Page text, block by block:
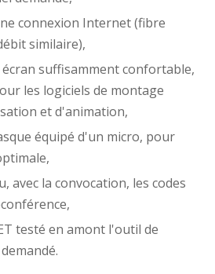
connexion Internet (fibre
similaire),
suffisamment confortable,
les logiciels de montage
et d'animation,
équipé d'un micro, pour
avec la convocation, les codes
testé en amont l'outil de